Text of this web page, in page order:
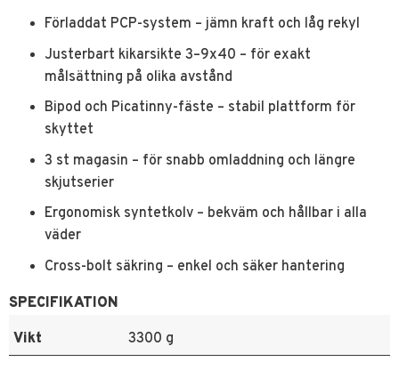
Förladdat PCP-system – jämn kraft och låg rekyl
Justerbart kikarsikte 3–9x40 – för exakt
målsättning på olika avstånd
Bipod och Picatinny-fäste – stabil plattform för
skyttet
3 st magasin – för snabb omladdning och längre
skjutserier
Ergonomisk syntetkolv – bekväm och hållbar i alla
väder
Cross-bolt säkring – enkel och säker hantering
SPECIFIKATION
Vikt
3300 g